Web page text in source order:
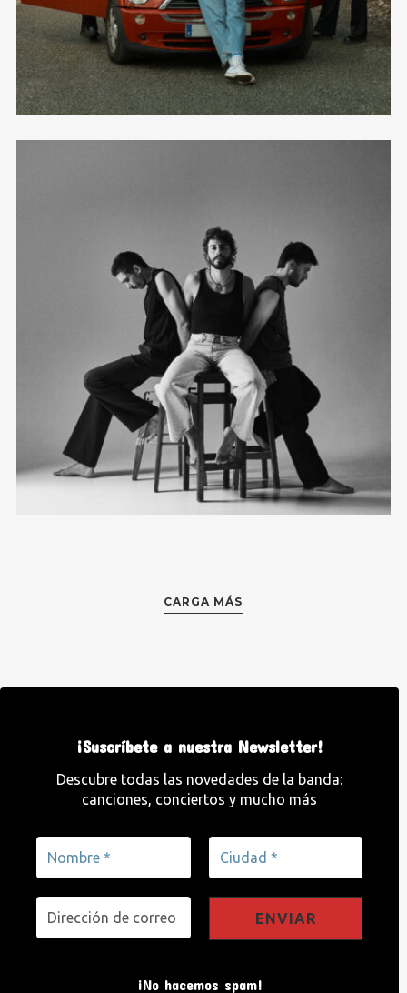
esto de la música
CARGA MÁS
¡Suscríbete a nuestra Newsletter!
Descubre todas las novedades de la banda:
canciones, conciertos y mucho más
¡No hacemos spam!